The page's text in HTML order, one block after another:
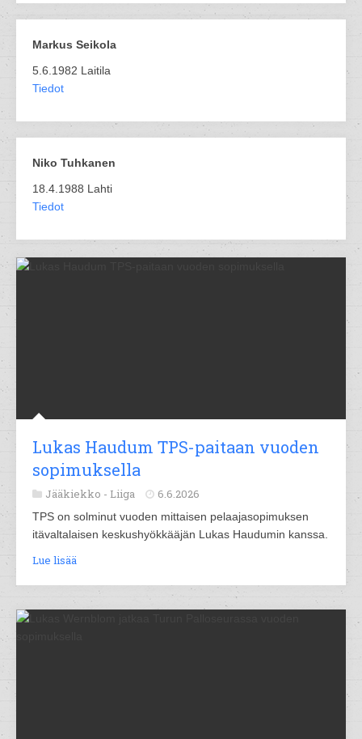
Markus Seikola
5.6.1982 Laitila
Tiedot
Niko Tuhkanen
18.4.1988 Lahti
Tiedot
Lukas Haudum TPS-paitaan vuoden
sopimuksella
Jääkiekko - Liiga 6.6.2026
TPS on solminut vuoden mittaisen pelaajasopimuksen
itävaltalaisen keskushyökkääjän Lukas Haudumin kanssa.
Lue lisää